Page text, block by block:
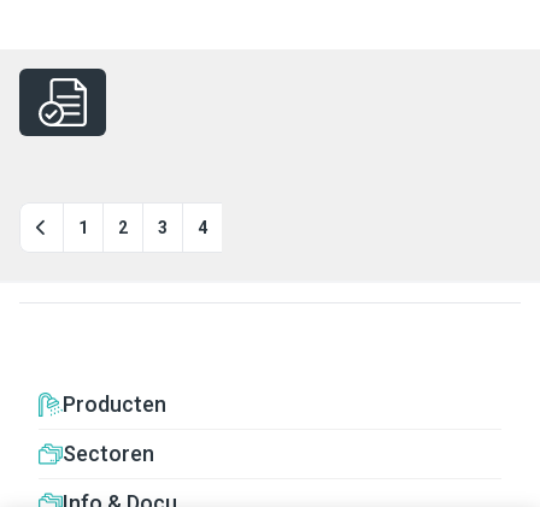
1 2 3 4
Producten
Sectoren